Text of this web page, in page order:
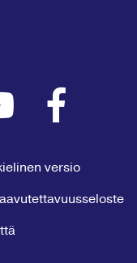
versio